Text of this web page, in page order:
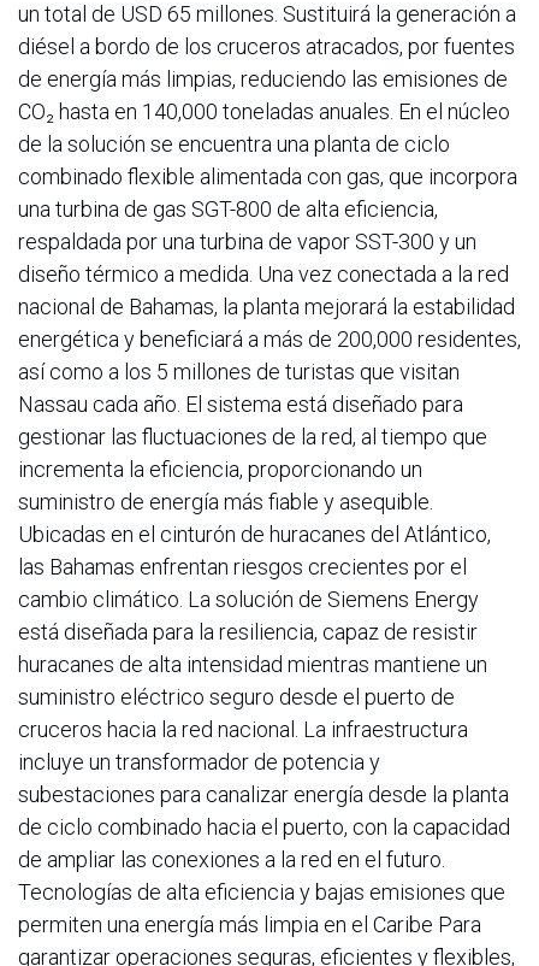
un total de USD 65 millones. Sustituirá la generación a
diésel a bordo de los cruceros atracados, por fuentes
de energía más limpias, reduciendo las emisiones de
CO₂ hasta en 140,000 toneladas anuales. En el núcleo
de la solución se encuentra una planta de ciclo
combinado flexible alimentada con gas, que incorpora
una turbina de gas SGT-800 de alta eficiencia,
respaldada por una turbina de vapor SST-300 y un
diseño térmico a medida. Una vez conectada a la red
nacional de Bahamas, la planta mejorará la estabilidad
energética y beneficiará a más de 200,000 residentes,
así como a los 5 millones de turistas que visitan
Nassau cada año. El sistema está diseñado para
gestionar las fluctuaciones de la red, al tiempo que
incrementa la eficiencia, proporcionando un
suministro de energía más fiable y asequible.
Ubicadas en el cinturón de huracanes del Atlántico,
las Bahamas enfrentan riesgos crecientes por el
cambio climático. La solución de Siemens Energy
está diseñada para la resiliencia, capaz de resistir
huracanes de alta intensidad mientras mantiene un
suministro eléctrico seguro desde el puerto de
cruceros hacia la red nacional. La infraestructura
incluye un transformador de potencia y
subestaciones para canalizar energía desde la planta
de ciclo combinado hacia el puerto, con la capacidad
de ampliar las conexiones a la red en el futuro.
Tecnologías de alta eficiencia y bajas emisiones que
permiten una energía más limpia en el Caribe Para
garantizar operaciones seguras, eficientes y flexibles,